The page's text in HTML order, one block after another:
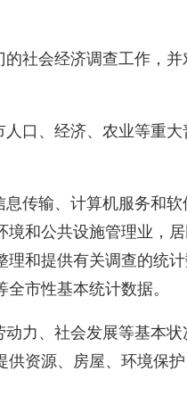
会经济调查工作，并
、经济、农业等重大
输、计算机服务和软
和公共设施管理业，
和提供有关调查的统
市性基本统计数据。
、社会发展等基本状
资源、房屋、环境保